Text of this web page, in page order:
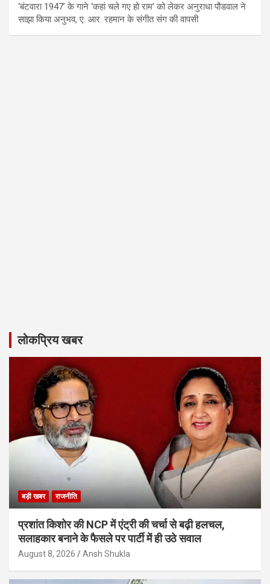
‘बंटवारा 1947’ के गाने ‘कहां चले गए हो राम’ को लेकर अनुराधा पौडवाल ने
साझा किया अनुभव, ए. आर. रहमान के संगीत संग की वापसी
लोकप्रिय खबर
बड़ी खबर राजनीति
प्रशांत किशोर की NCP में एंट्री की चर्चा से बढ़ी हलचल,
सलाहकार बनाने के फैसले पर पार्टी में ही उठे सवाल
August 8, 2026 Ansh Shukla